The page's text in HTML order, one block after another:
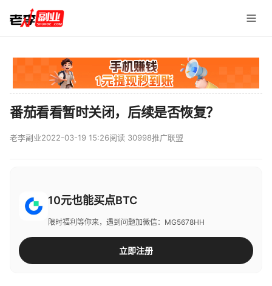
番茄看看暂时关闭，后续是否恢复？
老李副业2022-03-19 15:26阅读 30998推广联盟
10元也能买点BTC
限时福利等你来，遇到问题加微信：MG5678HH
立即注册